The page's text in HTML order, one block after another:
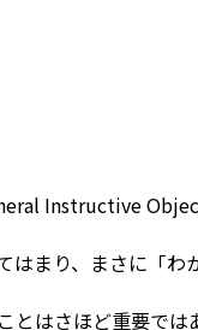
Instructive
まり、まさに「わ
はさほど重要では